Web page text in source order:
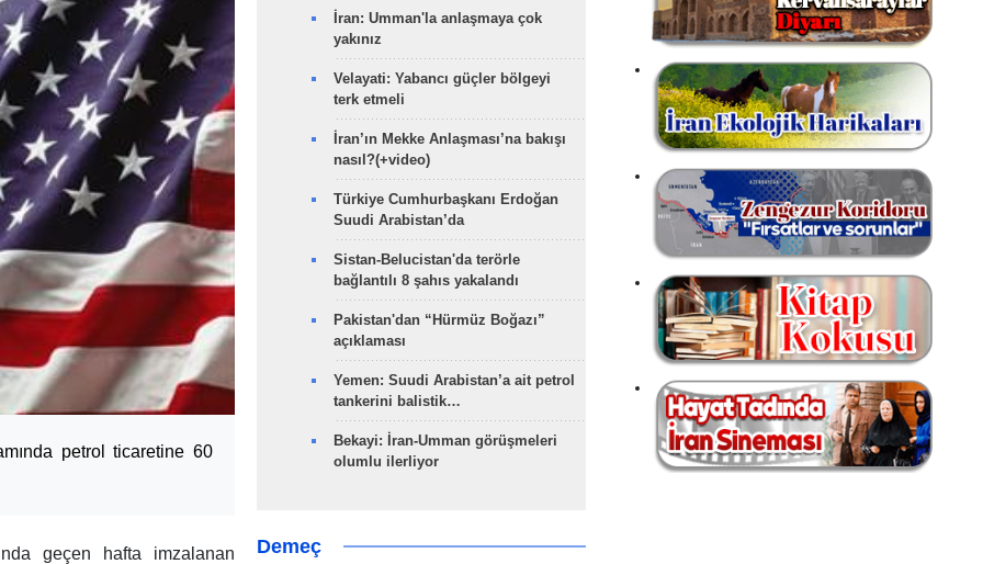
petrol ticaretine 60
geçen hafta imzalanan
İran: Umman'la anlaşmaya çok
yakınız
Velayati: Yabancı güçler bölgeyi
terk etmeli
İran’ın Mekke Anlaşması’na bakışı
nasıl?(+video)
Türkiye Cumhurbaşkanı Erdoğan
Suudi Arabistan’da
Sistan-Belucistan'da terörle
bağlantılı 8 şahıs yakalandı
Pakistan'dan “Hürmüz Boğazı”
açıklaması
Yemen: Suudi Arabistan’a ait petrol
tankerini balistik…
Bekayi: İran-Umman görüşmeleri
olumlu ilerliyor
Demeç